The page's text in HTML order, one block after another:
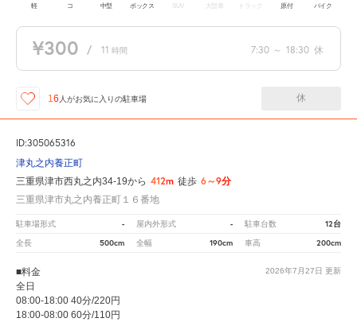
軽 コ 中型 ボックス SUV 大型車 トラック 原付 バイク
¥300 / 11 時間 7:30 ～ 18:30 休
16 人がお気に入りの駐車場 休
ID:305065316
津丸之内養正町
三重県津市西丸之内34-19から 412m 徒歩 6～9分
三重県津市丸之内養正町１６番地
駐車場形式 - 屋内外形式 - 駐車台数 12台
全長 500cm 全幅 190cm 車高 200cm
2026年7月27日 更新
■料金
全日
08:00-18:00 40分/220円
18:00-08:00 60分/110円